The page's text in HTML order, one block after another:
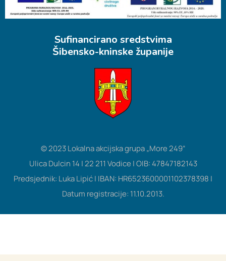
Sufinancirano sredstvima
Šibensko-kninske županije
© 2023 Lokalna akcijska grupa „More 249“
Ulica Dulcin 14 | 22 211 Vodice | OIB: 47847182143
Predsjednik: Luka Lipić | IBAN: HR6523600001102378398 |
Datum registracije: 11.10.2013.